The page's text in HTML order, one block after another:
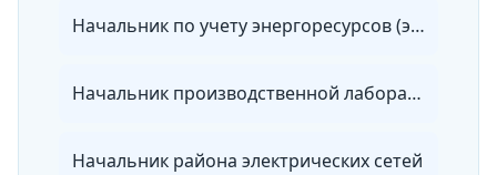
Начальник по учету энергоресурсов (энергетики)
Начальник производственной лаборатории организации электроэнергетики
Начальник района электрических сетей